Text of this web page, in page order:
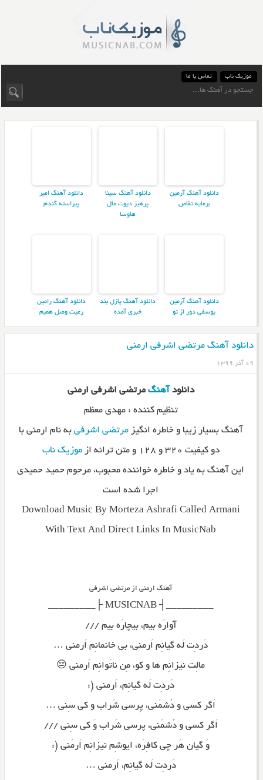
موزیک ناب تماس با ما
دانلود آهنگ آرمین
برمایه تقاص
دانلود آهنگ سینا
پرهیز دیوت مال
هاوسا
دانلود آهنگ امیر
پیراسته گندم
دانلود آهنگ آرمین
یوسفی دور از تو
دانلود آهنگ پازل بند
خبری آمده
دانلود آهنگ رامین
رعیت وصل همیم
دانلود آهنگ مرتضی اشرفی ارمنی
۰۹ آذر ۱۳۹۹
دانلود آهنگمرتضی اشرفی ارمنی
تنظیم کننده : مهدی معظم
آهنگ بسیار زیبا و خاطره انگیزمرتضی اشرفی به نام ارمنی با
دو کیفیت ۳۲۰ و ۱۲۸ و متن ترانه از
موزیک ناب
این آهنگ به یاد و خاطره خواننده محبوب، مرحوم حمید حمیدی
اجرا شده است
Download Music By Morteza Ashrafi Called Armani
With Text And Direct Links In MusicNab
آهنگ ارمنی از مرتضی اشرفی
_________┤ MUSICNAB ├_________
آوارَه بیم، بیچارَه بیم ///
دَردِت لَه گیانِم اَرمنی، بی خانمانِم اَرمنی …
مالِت نیزانِم ها و کو، مِن ناتَوانِم اَرمنی 😔
دَردِت لَه گیانِم، اَرمنی (:
اَگر کسی و دُشمَنی، پِرسی شَراب و کی سِنی …
اَگر کسی و دُشمَنی، پرسی شَراب وَ کی سِنی ///
وَ گیان هَر چی کافِرَه، ایوشِم نیزانِم اَرمَنی (:
دَردِت لَه گیانِم، اَرمنی …